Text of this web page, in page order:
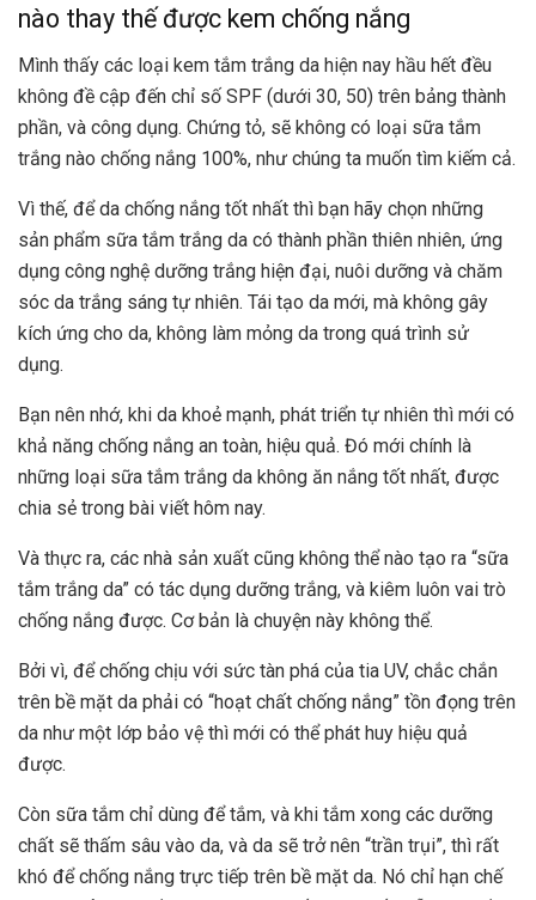
nào thay thế được kem chống nắng
Mình thấy các loại kem tắm trắng da hiện nay hầu hết đều
không đề cập đến chỉ số SPF (dưới 30, 50) trên bảng thành
phần, và công dụng. Chứng tỏ, sẽ không có loại sữa tắm
trắng nào chống nắng 100%, như chúng ta muốn tìm kiếm cả.
Vì thế, để da chống nắng tốt nhất thì bạn hãy chọn những
sản phẩm sữa tắm trắng da có thành phần thiên nhiên, ứng
dụng công nghệ dưỡng trắng hiện đại, nuôi dưỡng và chăm
sóc da trắng sáng tự nhiên. Tái tạo da mới, mà không gây
kích ứng cho da, không làm mỏng da trong quá trình sử
dụng.
Bạn nên nhớ, khi da khoẻ mạnh, phát triển tự nhiên thì mới có
khả năng chống nắng an toàn, hiệu quả. Đó mới chính là
những loại sữa tắm trắng da không ăn nắng tốt nhất, được
chia sẻ trong bài viết hôm nay.
Và thực ra, các nhà sản xuất cũng không thể nào tạo ra “sữa
tắm trắng da” có tác dụng dưỡng trắng, và kiêm luôn vai trò
chống nắng được. Cơ bản là chuyện này không thể.
Bởi vì, để chống chịu với sức tàn phá của tia UV, chắc chắn
trên bề mặt da phải có “hoạt chất chống nắng” tồn đọng trên
da như một lớp bảo vệ thì mới có thể phát huy hiệu quả
được.
Còn sữa tắm chỉ dùng để tắm, và khi tắm xong các dưỡng
chất sẽ thấm sâu vào da, và da sẽ trở nên “trần trụi”, thì rất
khó để chống nắng trực tiếp trên bề mặt da. Nó chỉ hạn chế